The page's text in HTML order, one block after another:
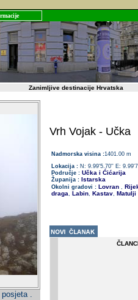
Zanimljive destinacije Hrvatska
.
Vrh Vojak - Učka
Nadmorska visina :1401.00 m
Lokacija :N: 9.99'5.70'' E:
Područje :Učka i Ćićarija
Županija : Istarska
Okolni gradovi : Lovran ,
draga, Labin, Kastav, Matulji